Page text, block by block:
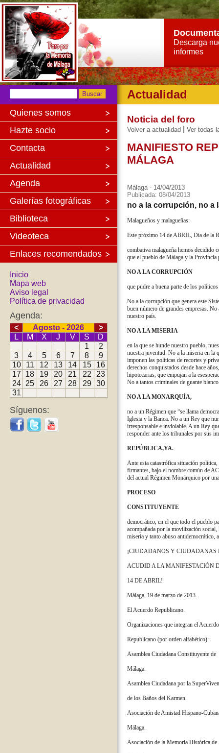
Descarga
informes
Quienes somos
Hazte socio
Contacta
Actualidad
Agenda
Galerías fotográficas
Biblioteca
Videoteca
Enlaces recomendados
Inicio
Mapa web
Aviso legal
Política de privacidad
Agenda:
< Agosto - 2026
>
L
M X J V S
D
1
2
3
4 5 6 7 8
9
10
11 12 13 14 15
16
17
18 19 20 21 22
23
24
25 26 27 28 29
30
31
Síguenos:
Actualidad
Noticia del foro
Volver a actualidad Ver todas
MANIFIESTO
MÁLAGA
Málaga - 14/04/2013
Publicada: 08/04/2013
no a la corrupción, no a
Malagueños y malagueñas:
Este próximo 14 de ABRIL, Día de la
combativa malagueña hemos decidido
que el pueblo de Málaga y la Provincia
NO A LA CORRUPCIÓN
que pudre a buena parte de los
No a la corrupción que genera este
buen número de grandes empresas.
nuestro país.
NO A LA MISERIA
en la que se hunde nuestro pueblo,
nuestra juventud. No a la miseria en la
imponen las políticas de recortes y
derechos conquistados desde hace
hipotecarias, que empujan a la
No a tantos criminales de guante
NO A LA MONARQUÍA,
no a un Régimen que “se llama
Iglesia y la Banca. No a un Rey que
irresponsable e inviolable. A un Rey
responder ante los tribunales por sus
REPÚBLICA,YA.
Ante esta catastrófica situación
firmantes, bajo el nombre común de
del actual Régimen Monárquico por
PROCESO
CONSTITUYENTE
democrático, en el que todo el pueblo
acompañada por la movilización social,
miseria y tanto abuso antidemocrático,
¡CIUDADANOS Y CIUDADANAS
ACUDID A LA MANIFESTACIÓN
14 DE ABRIL!
Málaga, 19 de marzo de 2013.
El Acuerdo Republicano.
Organizaciones que integran el Acuerdo
Republicano (por orden alfabético):
Asamblea Ciudadana Constituyente de
Málaga.
Asamblea Ciudadana por la
de los Baños del Karmen.
Asociación de Amistad Hispano-
Málaga.
Asociación de la Memoria Histórica de